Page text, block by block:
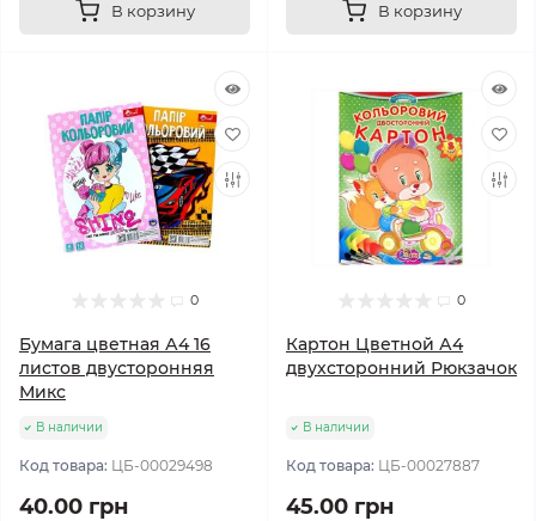
В корзину В корзину
0
Бумага цветная А4 16
листов двусторонняя
Микс
В наличии
Код товара: ЦБ-00029498
40.00 грн
0
Картон Цветной А4
двухсторонний Рюкзачок
В наличии
Код товара: ЦБ-00027887
45.00 грн